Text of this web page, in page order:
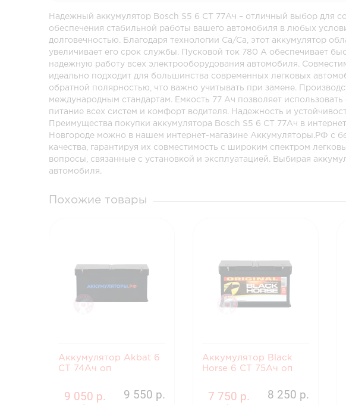
Надежный аккумулятор Bosch S5 6 CT 77Ач – отличный выбор для
обеспечения стабильной работы вашего автомобиля в любых
долговечностью. Благодаря технологии Ca/Ca, этот аккумулятор
увеличивает его срок службы. Пусковой ток 780 А обеспечивает
надежную работу всех электрооборудования автомобиля.
идеально подходит для большинства современных легковых
обратной полярностью, что важно учитывать при замене.
международным стандартам. Емкость 77 Ач позволяет
питание всех систем и комфорт водителя. Надежность и
Преимущества покупки аккумулятора Bosch S5 6 CT 77Ач в
Новгороде можно в нашем интернет-магазине Аккумуляторы.РФ с
качества, гарантируя их совместимость с широким спектром
вопросы, связанные с установкой и эксплуатацией. Выбирая
автомобиля.
Похожие товары
Аккумулятор Akbat 6
CT 74Ач оп
9 050 р. 9 550 р.
Аккумулятор Black
Horse 6 СТ 75Ач оп
7 750 р. 8 250 р.